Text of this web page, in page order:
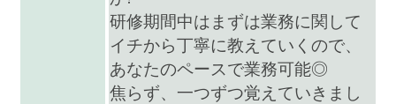
研修期間中はまずは業務に関して
イチから丁寧に教えていくので、
あなたのペースで業務可能◎
焦らず、一つずつ覚えていきまし